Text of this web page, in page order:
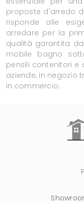
proposte d'arredo
risponde alle
arredare per la
qualità garantita
mobile bagno
pensili contenitori e
aziende, in negozio
in commercio.